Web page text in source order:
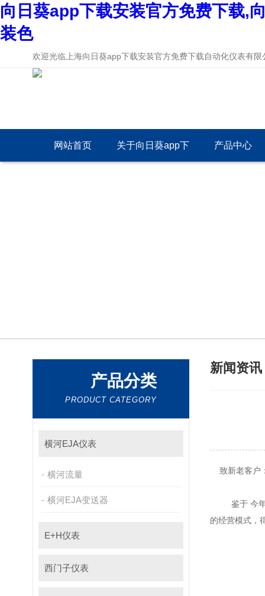
向日葵app下载安装官方免费下载,
装色
欢迎光临上海向日葵app下载安装官方免费下载自动化仪表有限公
网站首页 关于向日葵app下 产品中心
产品分类
PRODUCT CATEGORY
横河EJA仪表
横河流量
横河EJA变送器
E+H仪表
西门子仪表
新闻资讯
致新老客户
鉴于 今年的
的经营模式